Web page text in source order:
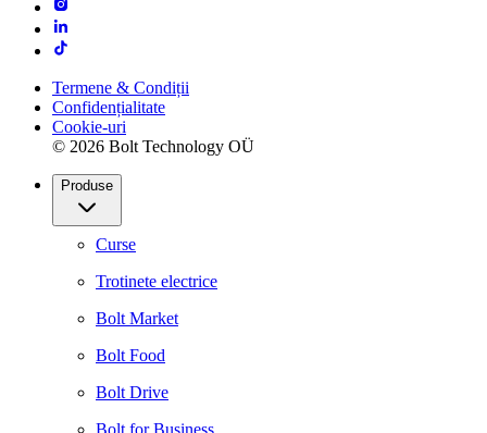
Termene & Condiții
Confidențialitate
Cookie-uri
© 2026 Bolt Technology OÜ
Produse
Curse
Trotinete electrice
Bolt Market
Bolt Food
Bolt Drive
Bolt for Business